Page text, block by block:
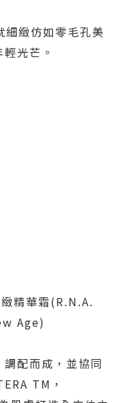
緻仿如零毛孔美
光芒。
精華霜(R.N.A.
Age)
配而成，並協同
TM，